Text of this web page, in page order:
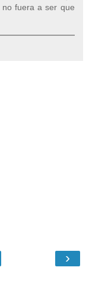
fuera a ser que
›